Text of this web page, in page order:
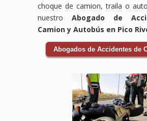
choque de camion, traila o
nuestro Abogado de
Camion y Autobús en Pico
Abogados de Accidentes de